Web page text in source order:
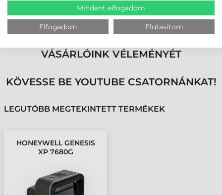
számára, mégis elérhető áron juthatunk hozzá. Szélsőséges
körülmények közt is helytáll.
VÁSÁRLÓINK VÉLEMÉNYÉT
KÖVESSE BE YOUTUBE CSATORNÁNKAT!
LEGUTÓBB MEGTEKINTETT TERMÉKEK
HONEYWELL GENESIS
XP 7680G
Mindent elfogadom
Elfogadom Elutasítom